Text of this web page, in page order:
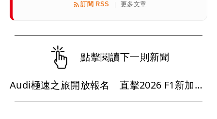
訂閱 RSS | 更多文章
點擊閱讀下一則新聞
Audi極速之旅開放報名 直擊2026 F1新加坡大獎賽、走進四環競速世界